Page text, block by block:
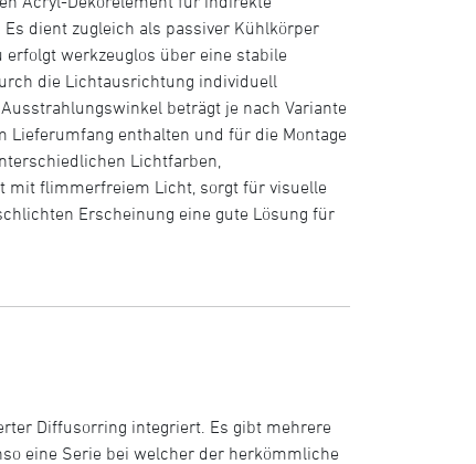
dient zugleich als passiver Kühlkörper
werkzeuglos über eine stabile
die Lichtausrichtung individuell
beträgt je nach Variante
Lieferumfang enthalten und für die Montage
Lichtfarben,
mit flimmerfreiem Licht, sorgt für visuelle
Erscheinung eine gute Lösung für
Diffusorring integriert. Es gibt mehrere
eine Serie bei welcher der herkömmliche